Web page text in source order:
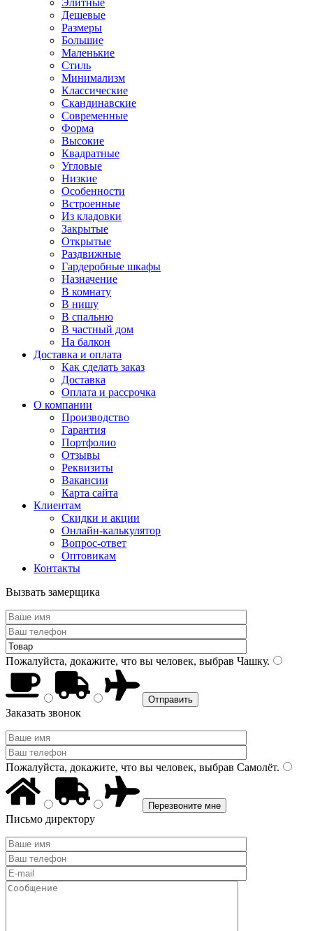
Элитные
Дешевые
Размеры
Большие
Маленькие
Стиль
Минимализм
Классические
Скандинавские
Современные
Форма
Высокие
Квадратные
Угловые
Низкие
Особенности
Встроенные
Из кладовки
Закрытые
Открытые
Раздвижные
Гардеробные шкафы
Назначение
В комнату
В нишу
В спальню
В частный дом
На балкон
Доставка и оплата
Как сделать заказ
Доставка
Оплата и рассрочка
О компании
Производство
Гарантия
Портфолио
Отзывы
Реквизиты
Вакансии
Карта сайта
Клиентам
Скидки и акции
Онлайн-калькулятор
Вопрос-ответ
Оптовикам
Контакты
Вызвать замерщика
Пожалуйста, докажите, что вы человек, выбрав Чашку.
Заказать звонок
Пожалуйста, докажите, что вы человек, выбрав Самолёт.
Письмо директору